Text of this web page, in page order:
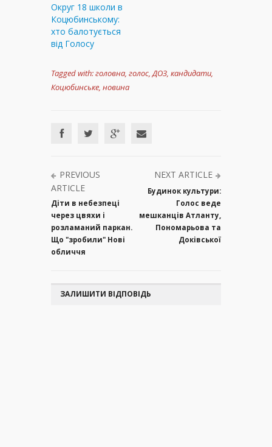
Округ 18 школи в
Коцюбинському:
хто балотується
від Голосу
Tagged with:головна, голос,ДОЗ, кандидати,
Коцюбинське, новина
PREVIOUS
ARTICLE
Діти в небезпеці
через цвяхи і
розламаний паркан.
Що "зробили" Нові
обличчя
NEXT ARTICLE
Будинок культури:
Голос веде
мешканців Атланту,
Пономарьова та
Доківської
ЗАЛИШИТИ ВІДПОВІДЬ